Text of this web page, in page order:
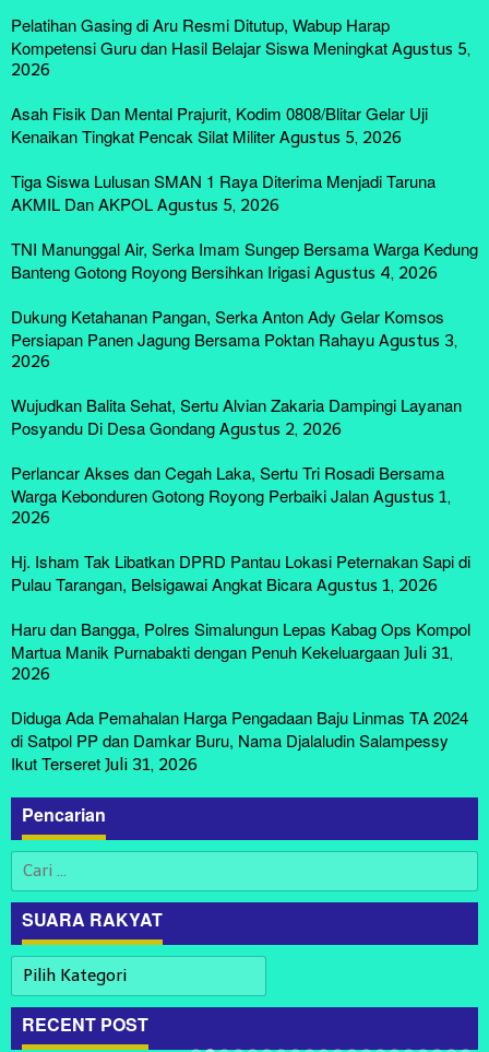
Pelatihan Gasing di Aru Resmi Ditutup, Wabup Harap
Kompetensi Guru dan Hasil Belajar Siswa Meningkat Agustus 5,
2026
Asah Fisik Dan Mental Prajurit, Kodim 0808/Blitar Gelar Uji
Kenaikan Tingkat Pencak Silat Militer Agustus 5, 2026
Tiga Siswa Lulusan SMAN 1 Raya Diterima Menjadi Taruna
AKMIL Dan AKPOL Agustus 5, 2026
TNI Manunggal Air, Serka Imam Sungep Bersama Warga Kedung
Banteng Gotong Royong Bersihkan Irigasi Agustus 4, 2026
Dukung Ketahanan Pangan, Serka Anton Ady Gelar Komsos
Persiapan Panen Jagung Bersama Poktan Rahayu Agustus 3,
2026
Wujudkan Balita Sehat, Sertu Alvian Zakaria Dampingi Layanan
Posyandu Di Desa Gondang Agustus 2, 2026
Perlancar Akses dan Cegah Laka, Sertu Tri Rosadi Bersama
Warga Kebonduren Gotong Royong Perbaiki Jalan Agustus 1,
2026
Hj. Isham Tak Libatkan DPRD Pantau Lokasi Peternakan Sapi di
Pulau Tarangan, Belsigawai Angkat Bicara Agustus 1, 2026
Haru dan Bangga, Polres Simalungun Lepas Kabag Ops Kompol
Martua Manik Purnabakti dengan Penuh Kekeluargaan Juli 31,
2026
Diduga Ada Pemahalan Harga Pengadaan Baju Linmas TA 2024
di Satpol PP dan Damkar Buru, Nama Djalaludin Salampessy
Ikut Terseret Juli 31, 2026
Pencarian
Cari
untuk:
SUARA RAKYAT
SUARA
RAKYAT
RECENT POST
Asah Fisik Dan Mental Prajurit, Kodim 0808/Blitar
Gelar Uji Kenaikan Tingkat Pen…
Di Nasional, TNI AD |